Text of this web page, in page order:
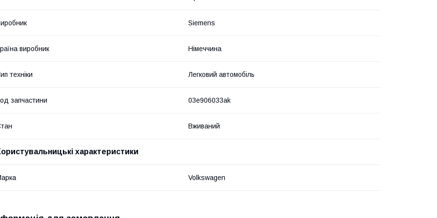
Siemens
виробник Німеччина
техніки Легковий автомобіль
запчастини 03e906033ak
Вживаний
характеристики
Volkswagen